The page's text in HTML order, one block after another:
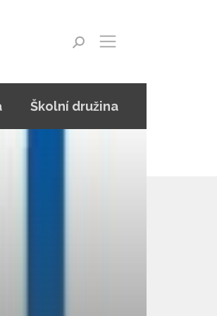
Školní družina